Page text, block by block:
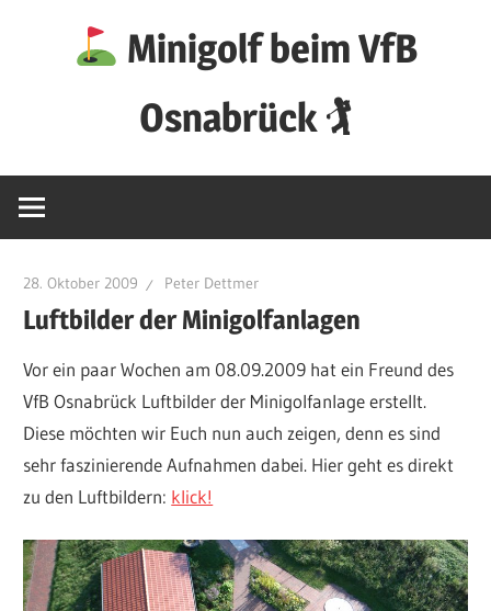
Minigolf beim VfB
Osnabrück 🏌
28. Oktober 2009 Peter Dettmer
Luftbilder der Minigolfanlagen
Vor ein paar Wochen am 08.09.2009 hat ein Freund des
VfB Osnabrück Luftbilder der Minigolfanlage erstellt.
Diese möchten wir Euch nun auch zeigen, denn es sind
sehr faszinierende Aufnahmen dabei. Hier geht es direkt
zu den Luftbildern: klick!